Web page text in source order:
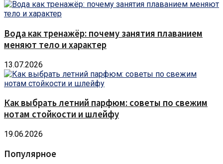
Вода как тренажёр: почему занятия плаванием
меняют тело и характер
13.07.2026
Как выбрать летний парфюм: советы по свежим
нотам стойкости и шлейфу
19.06.2026
Популярное